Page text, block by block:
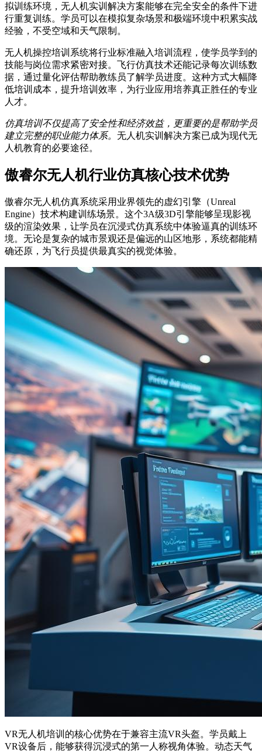
拟训练环境，无人机实训解决方案能够在完全安全的条件下进
行重复训练。学员可以在模拟复杂场景和极端环境中积累实战
经验，不受空域和天气限制。
无人机操控培训系统将行业标准融入培训流程，使学员学到的
技能与岗位需求紧密对接。飞行仿真技术还能记录每次训练数
据，通过量化评估帮助教练员了解学员进度。这种方式大幅降
低培训成本，提升培训效率，为行业应用培养真正胜任的专业
人才。
仿真培训不仅提高了安全性和经济效益，更重要的是帮助学员
建立完整的职业能力体系。 无人机实训解决方案已成为现代无
人机教育的必要途径。
傲睿尔无人机行业仿真核心技术优势
傲睿尔无人机仿真系统采用业界领先的虚幻引擎（Unreal
Engine）技术构建训练场景。这个3A级3D引擎能够呈现影视
级的渲染效果，让学员在沉浸式仿真系统中体验逼真的训练环
境。无论是复杂的城市景观还是偏远的山区地形，系统都能精
确还原，为飞行员提供最真实的视觉体验。
VR无人机培训的核心优势在于兼容主流VR头盔。学员戴上
VR设备后，能够获得沉浸式的第一人称视角体验。动态天气